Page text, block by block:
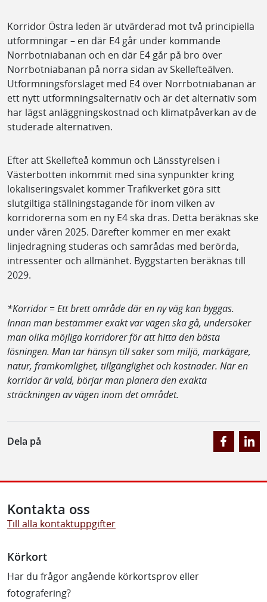
Korridor Östra leden är utvärderad mot två principiella
utformningar – en där E4 går under kommande
Norrbotniabanan och en där E4 går på bro över
Norrbotniabanan på norra sidan av Skellefteälven.
Utformningsförslaget med E4 över Norrbotniabanan är
ett nytt utformningsalternativ och är det alternativ som
har lägst anläggningskostnad och klimatpåverkan av de
studerade alternativen.
Efter att Skellefteå kommun och Länsstyrelsen i
Västerbotten inkommit med sina synpunkter kring
lokaliseringsvalet kommer Trafikverket göra sitt
slutgiltiga ställningstagande för inom vilken av
korridorerna som en ny E4 ska dras. Detta beräknas ske
under våren 2025. Därefter kommer en mer exakt
linjedragning studeras och samrådas med berörda,
intressenter och allmänhet. Byggstarten beräknas till
2029.
*Korridor = Ett brett område där en ny väg kan byggas.
Innan man bestämmer exakt var vägen ska gå, undersöker
man olika möjliga korridorer för att hitta den bästa
lösningen. Man tar hänsyn till saker som miljö, markägare,
natur, framkomlighet, tillgänglighet och kostnader. När en
korridor är vald, börjar man planera den exakta
sträckningen av vägen inom det området.
Dela på
Kontakta oss
Till alla kontaktuppgifter
Körkort
Har du frågor angående körkortsprov eller
fotografering?